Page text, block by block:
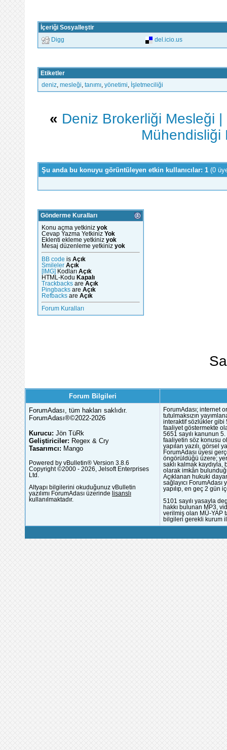
İçeriği Sosyalleştir
Digg del.icio.us
Etiketler
deniz mesleği tanımı yönetimi İşletmeciliği
« Deniz Brokerliği Mesleği |
Mühendisliği
Şu anda bu konuyu görüntüleyen etkin kullanıcılar: 1 (0
Gönderme Kuralları
Konu açma yetkiniz yok
Cevap Yazma Yetkiniz Yok
Eklenti ekleme yetkiniz yok
Mesaj düzenleme yetkiniz yok
BB code is Açık
Smileler Açık
[IMG] Kodları Açık
HTML-Kodu Kapalı
Trackbacks are Açık
Pingbacks are Açık
Refbacks are Açık
Forum Kuralları
Forum Bilgileri
ForumAdası, tüm hakları saklıdır.
ForumAdası®©2022-2026
Kurucu: Jön TüRk
Geliştiriciler: Regex & Cry
Tasarımcı: Mango
Powered by vBulletin® Version 3.8.6
Copyright ©2000 - 2026, Jelsoft Enterprises
Ltd.
Altyapı bilgilerini okuduğunuz vBulletin
yazılımı ForumAdası üzerinde lisanslı
kullanılmaktadır.
ForumAdası; internet
tutulmaksızın
interaktif sözlükler gibi
faaliyet göstermekte
5651 sayılı kanunun
faaliyetin söz konusu
yapılan yazılı, görsel
ForumAdası üyesi
öngörüldüğü üzere;
saklı kalmak
olarak imkân
Açıklanan hukuki
sağlayıcı
yapılıp, en geç 2 gün
5101 sayılı yasayla
hakkı bulunan MP3,
verilmiş olan MÜ-YAP
bilgileri gerekli kurum